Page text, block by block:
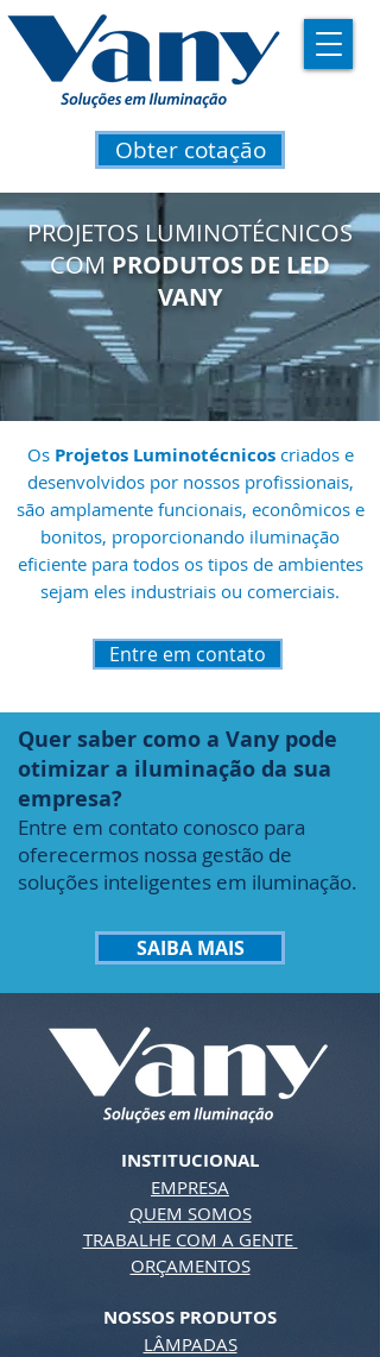
Obter cotação
PROJETOS LUMINOTÉCNICOS
COM PRODUTOS DE LED
VANY
Os Projetos Luminotécnicoscriados e
desenvolvidos por nossos profissionais,
são amplamente funcionais, econômicos e
bonitos, proporcionando iluminação
eficiente para todos os tipos de ambientes
sejam eles industriais ou comerciais.
Entre em contato
Quer saber como a Vany pode
otimizar a iluminação da sua
empresa?
Entre em contato conosco para
oferecermos nossa gestão de
soluções inteligentes em iluminação.
SAIBA MAIS
INSTITUCIONAL
EMPRESA
QUEM SOMOS
TRABALHE COM A GENTE
ORÇAMENTOS
NOSSOS PRODUTOS
LÂMPADAS